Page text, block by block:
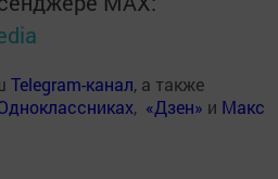
Telegram-канал, а также
, «Дзен» и Макс